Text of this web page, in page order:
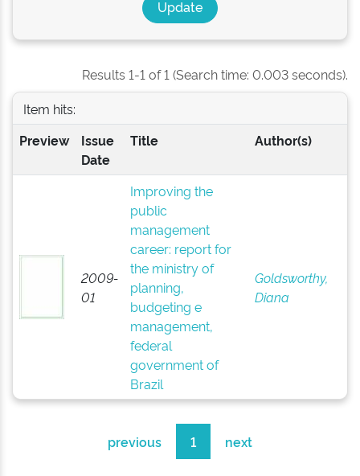
Results 1-1 of 1 (Search time: 0.003 seconds).
Item hits:
Preview
Issue
Date
Title Author(s)
2009-
01
Improving the
public
management
career: report for
the ministry of
planning,
budgeting e
management,
federal
government of
Brazil
Goldsworthy,
Diana
previous 1 next